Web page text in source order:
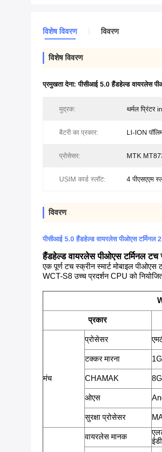
विशेष विवरण विवरण
विशेष विवरण
प्रमुखता देना:पीसीआई 5.0 हैंडहेल्ड वायरलेस
मुद्रक: थर्मल प्रिंटर
बैटरी का प्रकार: LI-ION
प्रोसेसर: MTK
USIM कार्ड स्लॉट: 4 पीएसएएम
विवरण
पीसीआई 5.0 हैंडहेल्ड वायरलेस पीओएस टर्मिनल
हैंडहेल्ड वायरलेस पीओएस टर्मिनल टच
एक पूर्ण टच स्क्रीन स्मार्ट मोबाइल पीओएस
WCT-S8 उच्च प्रदर्शन CPU को
प्रकार
मंच
प्रोसेसर
टक्कर मारना
CHAMAK
ओएस
सुरक्षा प्रोसेसर
वायरलेस मानक